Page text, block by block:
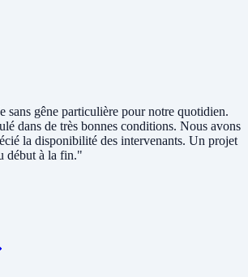
sans gêne particulière pour notre quotidien.
dans de très bonnes conditions. Nous avons
la disponibilité des intervenants. Un projet
début à la fin."